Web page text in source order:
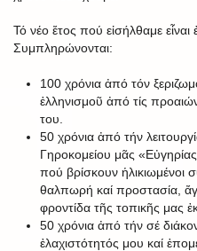
Τό νέο ἔτος πού εἰσήλθαμε εἶναι
Συμπληρώνονται:
100 χρόνια ἀπό τόν
ἑλληνισμοῦ ἀπό τίς
του.
50 χρόνια ἀπό τήν
Γηροκομείου μᾶς
πού βρίσκουν ἡλικιωμένοι
θαλπωρή καί προστασία,
φροντίδα τῆς τοπικῆς μας
50 χρόνια ἀπό τήν σέ
ἐλαχιστότητός μου καί